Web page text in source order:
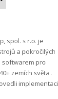
spol. s r.o. je
a pokročilých
softwarem pro
zemích světa .
implementaci